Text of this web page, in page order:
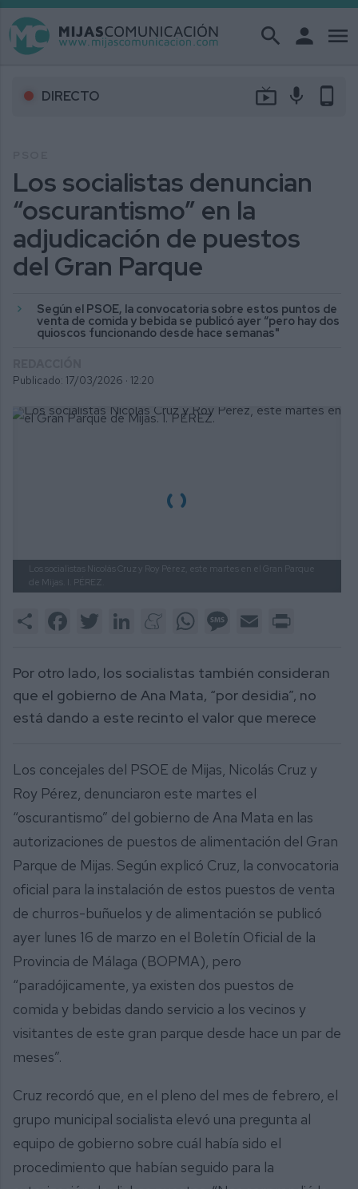
search person menu
DIRECTO live_tv mic phone_android
Los socialistas denuncian
“oscurantismo” en la
adjudicación de puestos
del Gran Parque
Según el PSOE, la convocatoria sobre estos puntos de
venta de comida y bebida se publicó ayer “pero hay dos
quioscos funcionando desde hace semanas"
Publicado: 17/03/2026 · 12:20
Los socialistas Nicolás Cruz y Roy Pérez, este martes en el Gran Parque
de Mijas.
I. PÉREZ.
Share FacebookTwitter LinkedInMeneameWhatsAppMessage
Email
Por otro lado, los socialistas también consideran
que el gobierno de Ana Mata, “por desidia”, no
está dando a este recinto el valor que merece
Los concejales del PSOE de Mijas, Nicolás Cruz y
Roy Pérez, denunciaron este martes el
“oscurantismo” del gobierno de Ana Mata en las
autorizaciones de puestos de alimentación del Gran
Parque de Mijas. Según explicó Cruz, la convocatoria
oficial para la instalación de estos puestos de venta
de churros-buñuelos y de alimentación se publicó
ayer lunes 16 de marzo en el Boletín Oficial de la
Provincia de Málaga (BOPMA), pero
“paradójicamente, ya existen dos puestos de
comida y bebidas dando servicio a los vecinos y
visitantes de este gran parque desde hace un par de
meses”.
Cruz recordó que, en el pleno del mes de febrero, el
grupo municipal socialista elevó una pregunta al
equipo de gobierno sobre cuál había sido el
procedimiento que habían seguido para la